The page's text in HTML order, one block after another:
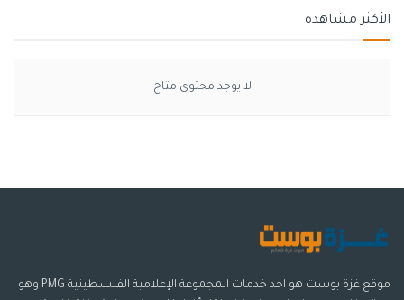
الأكثر مشاهدة
لا يوجد محتوى متاح
موقع غزة بوست هو احد خدمات المجموعة الإعلامية الفلسطينية PMG وهو